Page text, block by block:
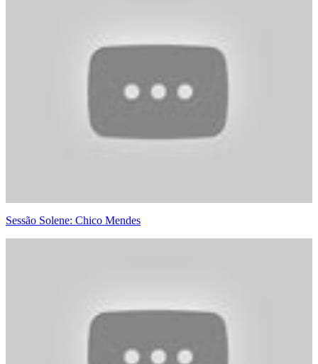
Sessão Solene: Chico Mendes